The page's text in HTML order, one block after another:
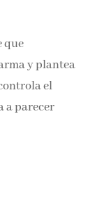
en
que
y
empieza a